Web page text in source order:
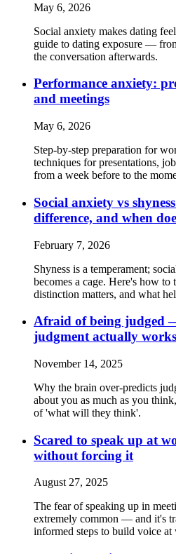
May 6, 2026
Social anxiety makes dating
guide to dating exposure —
the conversation afterwards.
Performance anxiety:
and meetings
May 6, 2026
Step-by-step preparation for
techniques for presentations,
from a week before to the
Social anxiety vs
difference, and when
February 7, 2026
Shyness is a temperament;
becomes a cage. Here's how
distinction matters, and what
Afraid of being judged
judgment actually works
November 14, 2025
Why the brain over-predicts
about you as much as you
of 'what will they think'.
Scared to speak up at
without forcing it
August 27, 2025
The fear of speaking up in
extremely common — and it's
informed steps to build voice